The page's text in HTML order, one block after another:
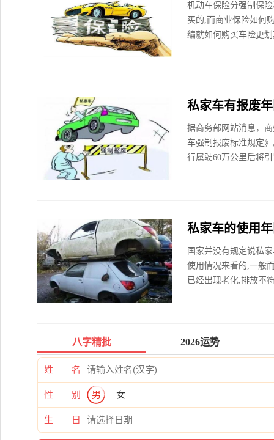
机动车保险分强制保
买的,而商业保险如何
编就如何购买车险更
私家车有报废
据商务部网站消息，
车强制报废标准规定
行属驶60万公里后将
私家车的使用
国家并没有规定说私
使用情况来看的,一般
已经出现老化,排放不
八字精批 2026运势
姓 名
性 别 男 女
生 日